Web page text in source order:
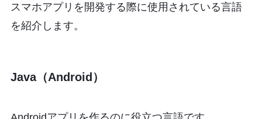
スマホアプリを開発する際に使用されている言語
を紹介します。
Java（Android）